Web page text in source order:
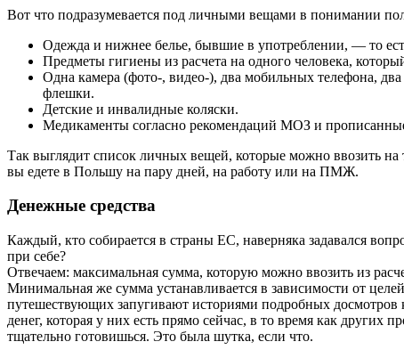
Вот что подразумевается под личными вещами в понимании
Одежда и нижнее белье, бывшие в употреблении, — то
Предметы гигиены из расчета на одного человека,
Одна камера (фото-, видео-), два мобильных телефона,
флешки.
Детские и инвалидные коляски.
Медикаменты согласно рекомендаций МОЗ и
Так выглядит список личных вещей, которые можно ввозить
вы едете в Польшу на пару дней, на работу или на ПМЖ.
Денежные средства
Каждый, кто собирается в страны ЕС, наверняка задавался
при себе?
Отвечаем: максимальная сумма, которую можно ввозить из
Минимальная же сумма устанавливается в зависимости от
путешествующих запугивают историями подробных
денег, которая у них есть прямо сейчас, в то время как
тщательно готовишься. Это была шутка, если что.